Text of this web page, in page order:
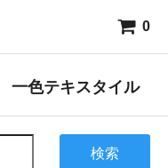
0
一色テキスタイル
検索